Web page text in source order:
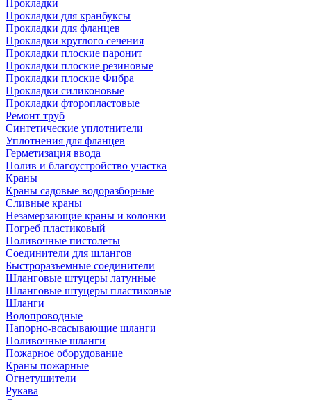
Прокладки
Прокладки для кранбуксы
Прокладки для фланцев
Прокладки круглого сечения
Прокладки плоские паронит
Прокладки плоские резиновые
Прокладки плоские Фибра
Прокладки силиконовые
Прокладки фторопластовые
Ремонт труб
Синтетические уплотнители
Уплотнения для фланцев
Герметизация ввода
Полив и благоустройство участка
Краны
Краны садовые водоразборные
Сливные краны
Незамерзающие краны и колонки
Погреб пластиковый
Поливочные пистолеты
Соединители для шлангов
Быстроразъемные соединители
Шланговые штуцеры латунные
Шланговые штуцеры пластиковые
Шланги
Водопроводные
Напорно-всасывающие шланги
Поливочные шланги
Пожарное оборудование
Краны пожарные
Огнетушители
Рукава